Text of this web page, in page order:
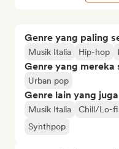
Genre yang paling
Musik Italia Hip-hop
Genre yang mereka
Urban pop
Genre lain yang
Musik Italia Chill/Lo-fi
Synthpop